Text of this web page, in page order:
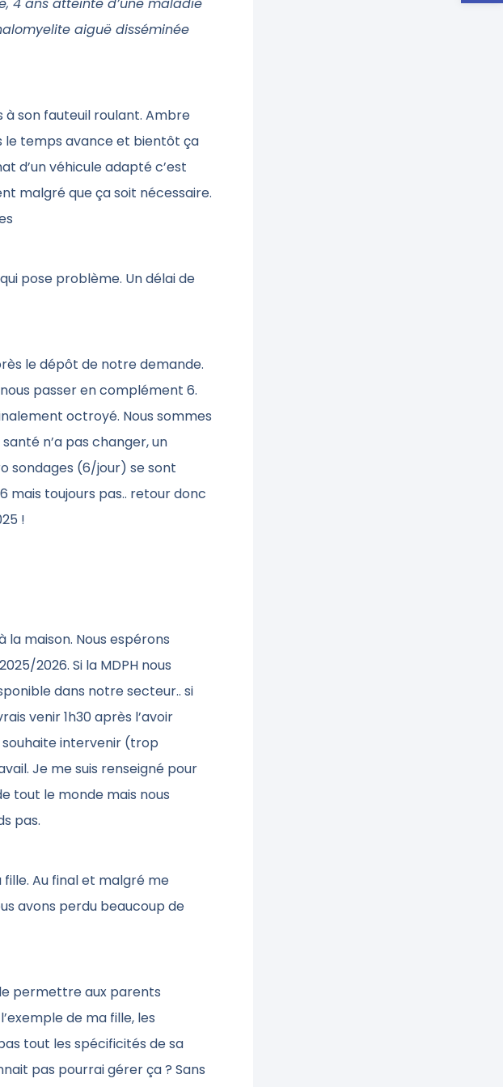
4 ans atteinte d’une maladie
aiguë disséminée
à son fauteuil roulant. Ambre
le temps avance et bientôt ça
d’un véhicule adapté c’est
malgré que ça soit nécessaire.
pose problème. Un délai de
le dépôt de notre demande.
passer en complément 6.
octroyé. Nous sommes
n’a pas changer, un
sondages (6/jour) se sont
mais toujours pas.. retour donc
!
maison. Nous espérons
2026. Si la MDPH nous
dans notre secteur.. si
venir 1h30 après l’avoir
souhaite intervenir (trop
Je me suis renseigné pour
tout le monde mais nous
pas.
Au final et malgré me
avons perdu beaucoup de
permettre aux parents
de ma fille, les
tout les spécificités de sa
pas pourrai gérer ça ? Sans